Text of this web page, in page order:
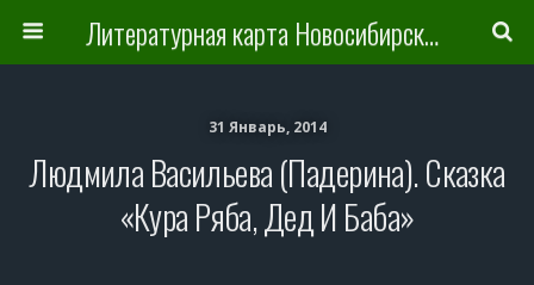
Литературная карта Новосибирска и Новосибирской области
31 Январь, 2014
Людмила Васильева (Падерина). Сказка
«Кура Ряба, Дед И Баба»